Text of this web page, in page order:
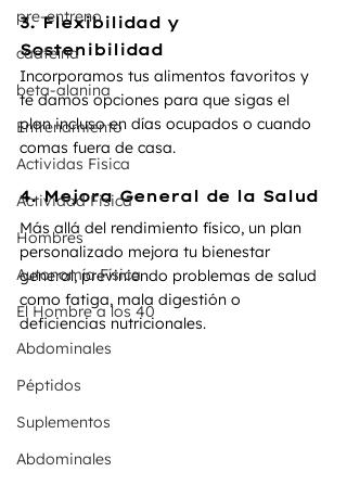
pre-entreno
caafeína
beta-alanina
Entrenamiento
Actividas Fisica
Actividad Fisica
Hombres
Autonomía Física
El Hombre a los 40
Abdominales
Péptidos
Suplementos
Abdominales
3. Flexibilidad y
Sostenibilidad
Incorporamos tus alimentos favoritos y
te damos opciones para que sigas el
plan incluso en días ocupados o cuando
comas fuera de casa.
4. Mejora General de la Salud
Más allá del rendimiento físico, un plan
personalizado mejora tu bienestar
general, previniendo problemas de salud
como fatiga, mala digestión o
deficiencias nutricionales.